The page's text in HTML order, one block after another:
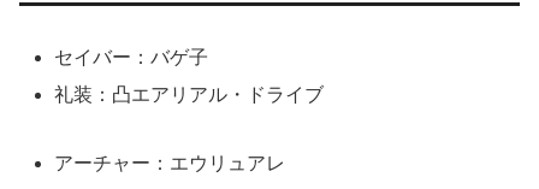
セイバー：バゲ子
礼装：凸エアリアル・ドライブ
アーチャー：エウリュアレ